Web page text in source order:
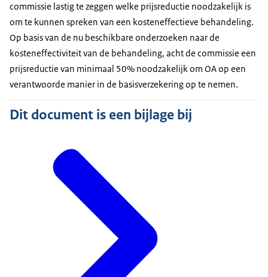
commissie lastig te zeggen welke prijsreductie noodzakelijk is
om te kunnen spreken van een kosteneffectieve behandeling.
Op basis van de nu beschikbare onderzoeken naar de
kosteneffectiviteit van de behandeling, acht de commissie een
prijsreductie van minimaal 50% noodzakelijk om OA op een
verantwoorde manier in de basisverzekering op te nemen.
Dit document is een bijlage bij